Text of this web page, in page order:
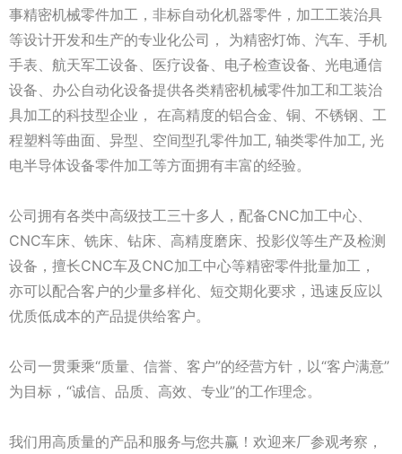
事精密机械零件加工，非标自动化机器零件，加工工装治具
等设计开发和生产的专业化公司， 为精密灯饰、汽车、手机
手表、航天军工设备、医疗设备、电子检查设备、光电通信
设备、办公自动化设备提供各类精密机械零件加工和工装治
具加工的科技型企业， 在高精度的铝合金、铜、不锈钢、工
程塑料等曲面、异型、空间型孔零件加工, 轴类零件加工, 光
电半导体设备零件加工等方面拥有丰富的经验。
公司拥有各类中高级技工三十多人，配备CNC加工中心、
CNC车床、铣床、钻床、高精度磨床、投影仪等生产及检测
设备，擅长CNC车及CNC加工中心等精密零件批量加工，
亦可以配合客户的少量多样化、短交期化要求，迅速反应以
优质低成本的产品提供给客户。
公司一贯秉乘“质量、信誉、客户”的经营方针，以“客户满意”
为目标，“诚信、品质、高效、专业”的工作理念。
我们用高质量的产品和服务与您共赢！欢迎来厂参观考察，